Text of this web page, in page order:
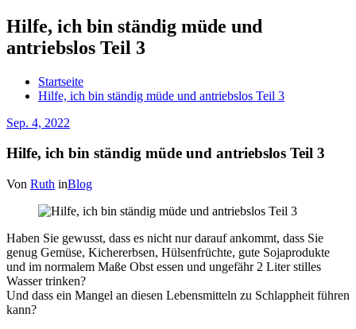
Hilfe, ich bin ständig müde und
antriebslos Teil 3
Startseite
Hilfe, ich bin ständig müde und antriebslos Teil 3
Sep. 4, 2022
Hilfe, ich bin ständig müde und antriebslos Teil 3
Von Ruth inBlog
Haben Sie gewusst, dass es nicht nur darauf ankommt, dass Sie
genug Gemüse, Kichererbsen, Hülsenfrüchte, gute Sojaprodukte
und im normalem Maße Obst essen und ungefähr 2 Liter stilles
Wasser trinken?
Und dass ein Mangel an diesen Lebensmitteln zu Schlappheit führen
kann?